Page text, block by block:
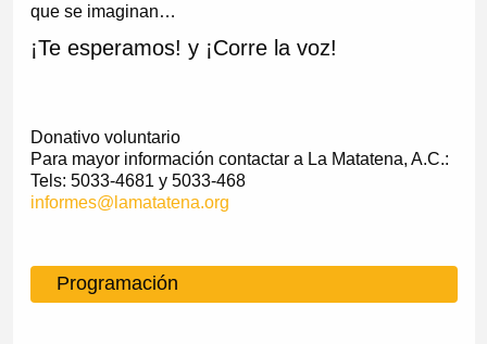
que se imaginan…
¡Te esperamos! y ¡Corre la voz!
Donativo voluntario
Para mayor información contactar a La Matatena, A.C.:
Tels: 5033-4681 y 5033-468
informes@lamatatena.org
Programación